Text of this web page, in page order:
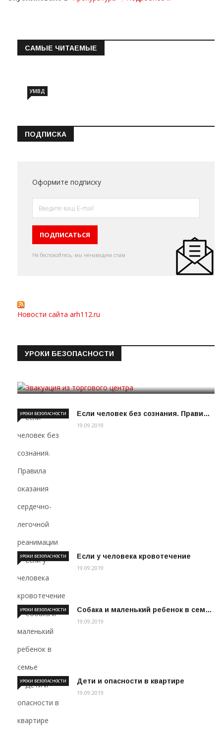
САМЫЕ ЧИТАЕМЫЕ
УМВД
ПОДПИСКА
Оформите подписку
Не беспокойтесь, мы ненавидим спам
Новости сайта arh112.ru
УРОКИ БЕЗОПАСНОСТИ
Если человек без сознания. Прави…
УРОКИ БЕЗОПАСНОСТИ
19.09.2019
Если у человека кровотечение
УРОКИ БЕЗОПАСНОСТИ
19.09.2019
Собака и маленький ребенок в сем…
УРОКИ БЕЗОПАСНОСТИ
19.09.2019
Дети и опасности в квартире
УРОКИ БЕЗОПАСНОСТИ
19.09.2019